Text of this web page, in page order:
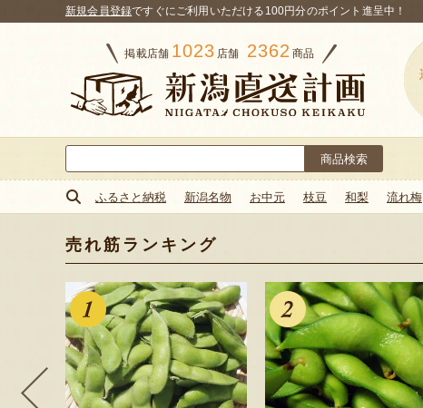
新規会員登録ですぐにご利用いただける100円分のポイント進呈中！
掲載店舗 1023 店舗 2362 商品
索:
ふるさと納税 新潟名物 お中元 枝豆 和梨 流れ梅
売れ筋ランキング